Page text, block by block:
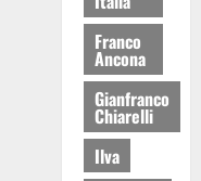
Franco
Ancona
Gianfranco
Chiarelli
Ilva